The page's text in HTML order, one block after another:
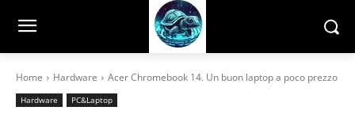
Home Hardware Acer Chromebook 14. Un buon laptop a poco prezzo
Hardware PC&Laptop